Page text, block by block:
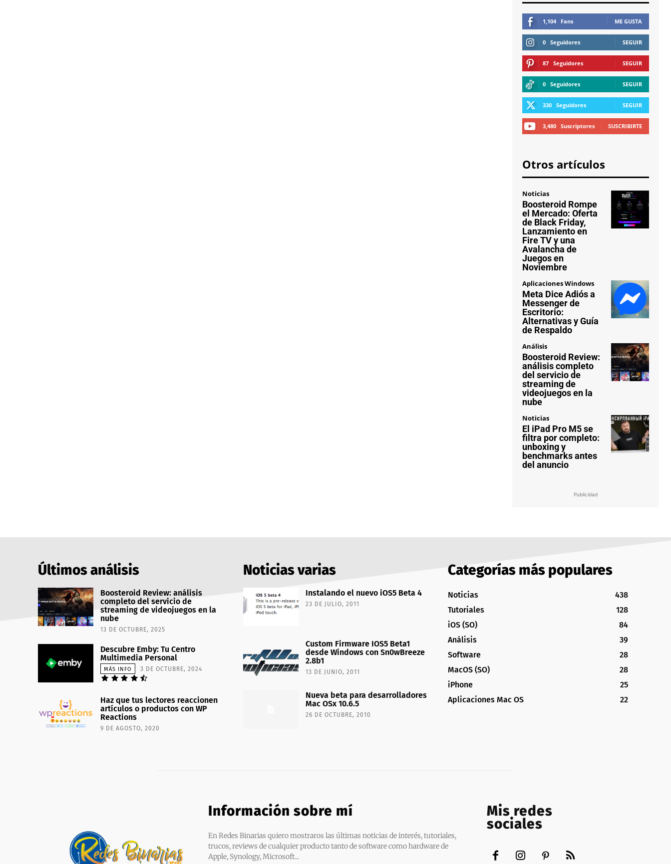
1,104 Fans ME GUSTA
0 Seguidores SEGUIR
87 Seguidores SEGUIR
0 Seguidores SEGUIR
330 Seguidores SEGUIR
3,480 Suscriptores SUSCRIBIRTE
Otros artículos
Noticias
Boosteroid Rompe
el Mercado: Oferta
de Black Friday,
Lanzamiento en
Fire TV y una
Avalancha de
Juegos en
Noviembre
Aplicaciones Windows
Meta Dice Adiós a
Messenger de
Escritorio:
Alternativas y Guía
de Respaldo
Análisis
Boosteroid Review:
análisis completo
del servicio de
streaming de
videojuegos en la
nube
Noticias
El iPad Pro M5 se
filtra por completo:
unboxing y
benchmarks antes
del anuncio
Publicidad
Últimos análisis
Boosteroid Review: análisis
completo del servicio de
streaming de videojuegos en la
nube
13 DE OCTUBRE, 2025
Descubre Emby: Tu Centro
Multimedia Personal
MÁS INFO 3 DE OCTUBRE, 2024
Haz que tus lectores reaccionen
artículos o productos con WP
Reactions
9 DE AGOSTO, 2020
Noticias varias
Instalando el nuevo iOS5 Beta 4
23 DE JULIO, 2011
Custom Firmware IOS5 Beta1
desde Windows con Sn0wBreeze
2.8b1
13 DE JUNIO, 2011
Nueva beta para desarrolladores
Mac OSx 10.6.5
26 DE OCTUBRE, 2010
Categorías más populares
Noticias
438
Tutoriales
128
iOS (SO)
84
Análisis
39
Software
28
MacOS (SO)
28
iPhone
25
Aplicaciones Mac OS
22
Información sobre mí
En Redes Binarias quiero mostraros las últimas noticias de interés, tutoriales,
trucos, reviews de cualquier producto tanto de software como hardware de
Apple, Synology, Microsoft...
Mis redes
sociales